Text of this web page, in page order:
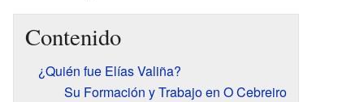
Contenido
¿Quién fue Elías Valiña?
Su Formación y Trabajo en O Cebreiro